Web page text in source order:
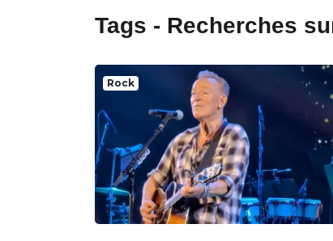
Tags - Recherches
Rock